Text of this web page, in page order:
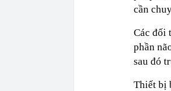
cần
Các đối
phần
sau đó
Thiết bị